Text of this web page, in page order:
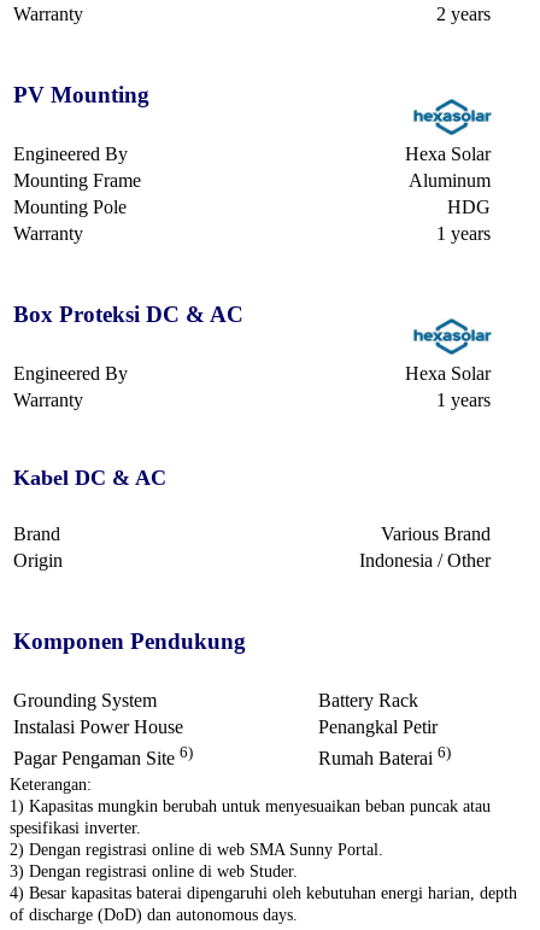
Warranty
2 years
PV Mounting
Engineered By
Hexa Solar
Mounting Frame
Aluminum
Mounting Pole
HDG
Warranty
1 years
Box Proteksi DC & AC
Engineered By
Hexa Solar
Warranty
1 years
Kabel DC & AC
Brand
Various Brand
Origin
Indonesia / Other
Komponen Pendukung
Grounding System
Battery Rack
Instalasi Power House
Penangkal Petir
Pagar Pengaman Site 6) Rumah Baterai 6)
Keterangan:
1) Kapasitas mungkin berubah untuk menyesuaikan beban puncak atau
spesifikasi inverter.
2) Dengan registrasi online di web SMA Sunny Portal.
3) Dengan registrasi online di web Studer.
4) Besar kapasitas baterai dipengaruhi oleh kebutuhan energi harian, depth
of discharge (DoD) dan autonomous days.